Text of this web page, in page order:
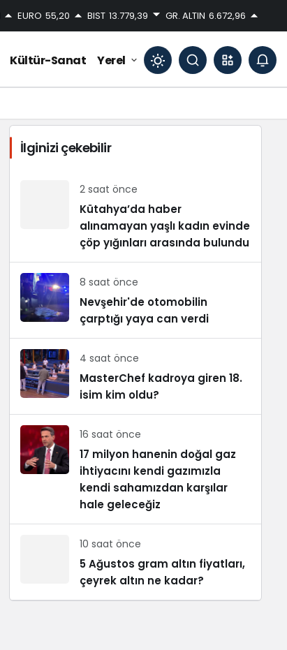
EURO 55,20 BIST 13.779,39 GR. ALTIN 6.672,96
Kültür-Sanat Yerel
Mod
değiştir
Gündüz modunu seçin.
Gece modunu seçin.
Sistem Modu
Sistem modunu seçin.
İlginizi çekebilir
2 saat önce
Kütahya’da haber
alınamayan yaşlı kadın evinde
çöp yığınları arasında bulundu
8 saat önce
Nevşehir'de otomobilin
çarptığı yaya can verdi
4 saat önce
MasterChef kadroya giren 18.
isim kim oldu?
16 saat önce
17 milyon hanenin doğal gaz
ihtiyacını kendi gazımızla
kendi sahamızdan karşılar
hale geleceğiz
10 saat önce
5 Ağustos gram altın fiyatları,
çeyrek altın ne kadar?